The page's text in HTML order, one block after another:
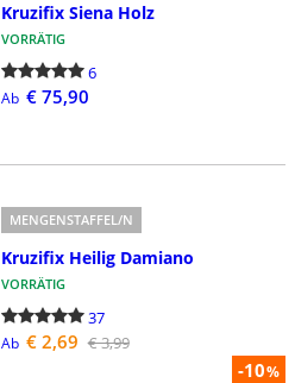
Kruzifix Siena Holz
VORRÄTIG
6
Ab € 75,90
-10%
MENGENSTAFFEL/N
Kruzifix Heilig Damiano
VORRÄTIG
37
Ab € 2,69 € 3,99